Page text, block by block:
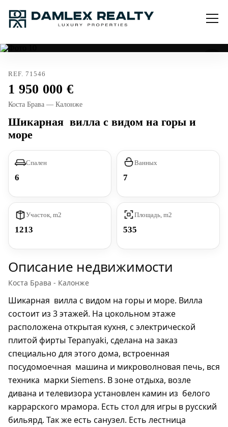
REF. 71546
1 950 000
Коста Брава — Калонже
Шикарная вилла с видом на горы и
море
Спален
6
Ванных
7
Участок, m2
1213
Площадь, m2
535
Описание недвижимости
Коста Брава - Калонже
Шикарная вилла с видом на горы и море. Вилла
состоит из 3 этажей. На цокольном этаже
расположена открытая кухня, с электрической
плитой фирты Tepanyaki, сделана на заказ
специально для этого дома, встроенная
посудомоечная машина и микроволновая печь, вся
техника марки Siemens. В зоне отдыха, возле
дивана и телевизора установлен камин из белого
каррарского мрамора. Есть стол для игры в русский
бильярд. Так же есть санузел. Есть лестница